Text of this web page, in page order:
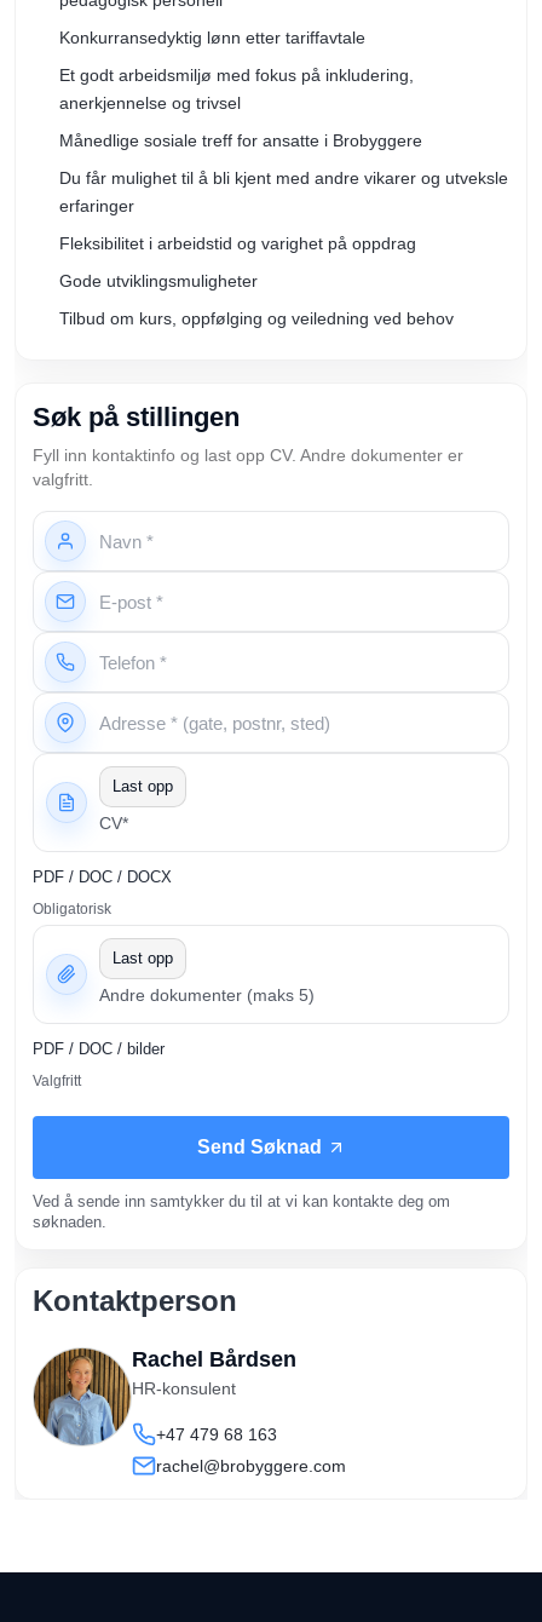
Konkurransedyktig lønn etter tariffavtale
Et godt arbeidsmiljø med fokus på inkludering,
anerkjennelse og trivsel
Månedlige sosiale treff for ansatte i Brobyggere
Du får mulighet til å bli kjent med andre vikarer og utveksle
erfaringer
Fleksibilitet i arbeidstid og varighet på oppdrag
Gode utviklingsmuligheter
Tilbud om kurs, oppfølging og veiledning ved behov
Søk på stillingen
Fyll inn kontaktinfo og last opp CV. Andre dokumenter er
valgfritt.
Last opp
CV*
PDF / DOC / DOCX
Obligatorisk
Last opp
Andre dokumenter (maks 5)
PDF / DOC / bilder
Valgfritt
Send Søknad
Ved å sende inn samtykker du til at vi kan kontakte deg om
søknaden.
Kontaktperson
Rachel Bårdsen
HR-konsulent
+47 479 68 163
rachel@brobyggere.com